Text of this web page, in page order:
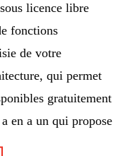
licence libre
fonctions
de votre
qui permet
gratuitement
en a un qui propose